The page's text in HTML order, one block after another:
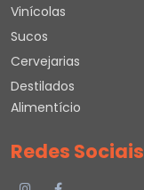
Vinícolas
Sucos
Cervejarias
Destilados
Alimentício
Redes Sociais